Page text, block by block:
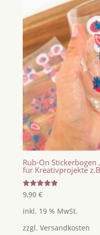
Rub-On Stickerbogen
für Kreativprojekte
Bewertet
mit
von 5
9,90 €
inkl. 19 % MwSt.
zzgl. Versandkosten